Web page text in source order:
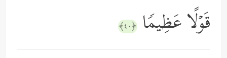
قَوۡلًا عَظِیمࣰا ﴿٤٠﴾